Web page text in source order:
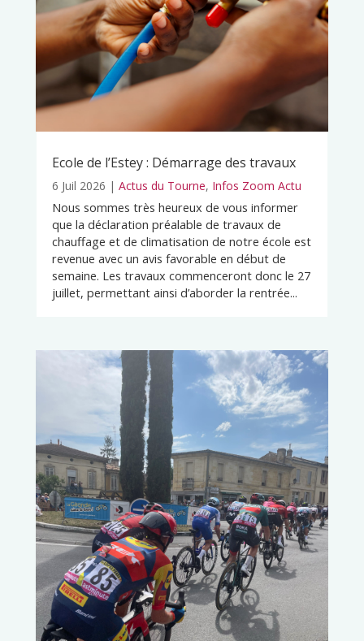
Ecole de l’Estey : Démarrage des travaux
6 Juil 2026 | Actus du Tourne, Infos Zoom Actu
Nous sommes très heureux de vous informer
que la déclaration préalable de travaux de
chauffage et de climatisation de notre école est
revenue avec un avis favorable en début de
semaine. Les travaux commenceront donc le 27
juillet, permettant ainsi d’aborder la rentrée...